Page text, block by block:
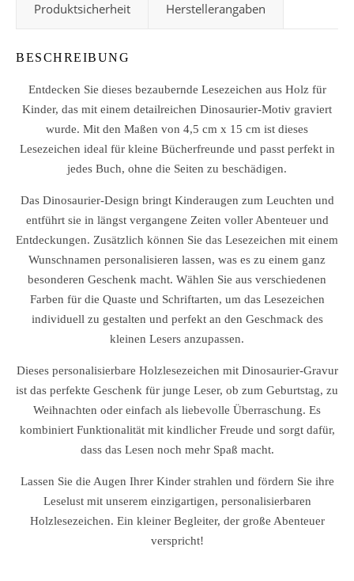
Produktsicherheit Herstellerangaben
BESCHREIBUNG
Entdecken Sie dieses bezaubernde Lesezeichen aus Holz für
Kinder, das mit einem detailreichen Dinosaurier-Motiv graviert
wurde. Mit den Maßen von 4,5 cm x 15 cm ist dieses
Lesezeichen ideal für kleine Bücherfreunde und passt perfekt in
jedes Buch, ohne die Seiten zu beschädigen.
Das Dinosaurier-Design bringt Kinderaugen zum Leuchten und
entführt sie in längst vergangene Zeiten voller Abenteuer und
Entdeckungen. Zusätzlich können Sie das Lesezeichen mit einem
Wunschnamen personalisieren lassen, was es zu einem ganz
besonderen Geschenk macht. Wählen Sie aus verschiedenen
Farben für die Quaste und Schriftarten, um das Lesezeichen
individuell zu gestalten und perfekt an den Geschmack des
kleinen Lesers anzupassen.
Dieses personalisierbare Holzlesezeichen mit Dinosaurier-Gravur
ist das perfekte Geschenk für junge Leser, ob zum Geburtstag, zu
Weihnachten oder einfach als liebevolle Überraschung. Es
kombiniert Funktionalität mit kindlicher Freude und sorgt dafür,
dass das Lesen noch mehr Spaß macht.
Lassen Sie die Augen Ihrer Kinder strahlen und fördern Sie ihre
Leselust mit unserem einzigartigen, personalisierbaren
Holzlesezeichen. Ein kleiner Begleiter, der große Abenteuer
verspricht!